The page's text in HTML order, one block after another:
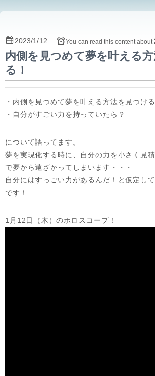
内側を見つめて夢を叶える
る！
2023/1/12 You can read this content about
・内側を見つめて夢を叶える方法を見つける
・自分がすごい力を持っていたら？
について語ってます。
夢を実現化する時に、自分の力を小さく見
で夢から遠ざかってしまいます・・・
自分にはすっごい力があるんだ！と仮定し
です！
1月12日（木）のホロスコープ！